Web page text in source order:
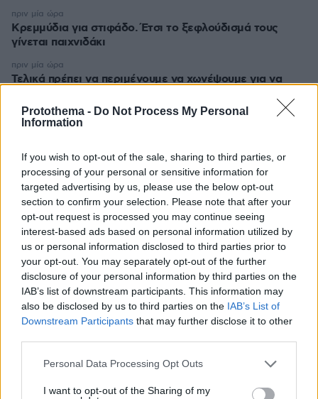
Protothema - Do Not Process My Personal
Information
If you wish to opt-out of the sale, sharing to third parties, or
processing of your personal or sensitive information for
targeted advertising by us, please use the below opt-out
section to confirm your selection. Please note that after your
opt-out request is processed you may continue seeing
interest-based ads based on personal information utilized by
us or personal information disclosed to third parties prior to
your opt-out. You may separately opt-out of the further
disclosure of your personal information by third parties on the
IAB’s list of downstream participants. This information may
also be disclosed by us to third parties on the IAB’s List of
Downstream Participants that may further disclose it to other
Please note that this website/app uses one or more Google
not limited to your visit or usage behaviour. You may click to
Personal Data Processing Opt Outs
I want to opt-out of the Sharing of my
Κρεμμύδια για στιφάδο. Έτσι το ξεφλούδισμά τους
γίνεται παιχνιδάκι
πριν μία ώρα
Τελικά πρέπει να περιμένουμε να χωνέψουμε για να
πριν μία ώρα
ΤΑ ΠΙΟ ΔΗΜΟΦΙΛΗ